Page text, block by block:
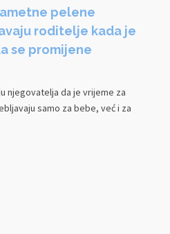
pelene
roditelje kada je
se promijene
njegovatelja da je vrijeme za
samo za bebe, već i za